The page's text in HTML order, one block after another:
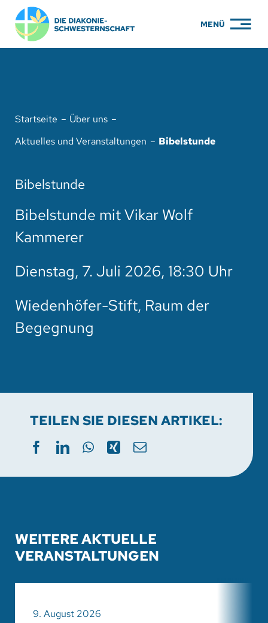
Zum
Inhalt
springen
MENÜ
KARRIERE
ÜBER UNS
ENGAGEMENT
SERVICE
HOTEL
SPENDEN
SUCHE
Startseite
Über uns
Aktuelles und Veranstaltungen
Bibelstunde
Bibelstunde
Bibelstunde mit Vikar Wolf
Kammerer
Dienstag, 7. Juli 2026, 18:30 Uhr
Wiedenhöfer-Stift, Raum der
Begegnung
TEILEN SIE DIESEN ARTIKEL:
WEITERE AKTUELLE
VERANSTALTUNGEN
9. August 2026